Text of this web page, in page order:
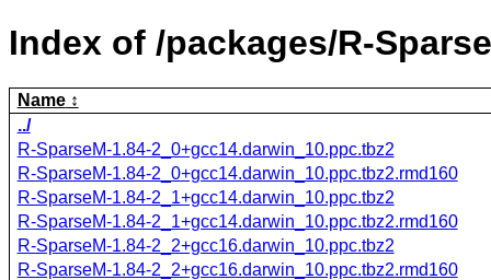
Index of /packages/R-
Name
../
R-SparseM-1.84-2_0+gcc14.darwin_10.ppc.tbz2
R-SparseM-1.84-2_0+gcc14.darwin_10.ppc.tbz2.rmd160
R-SparseM-1.84-2_1+gcc14.darwin_10.ppc.tbz2
R-SparseM-1.84-2_1+gcc14.darwin_10.ppc.tbz2.rmd160
R-SparseM-1.84-2_2+gcc16.darwin_10.ppc.tbz2
R-SparseM-1.84-2_2+gcc16.darwin_10.ppc.tbz2.rmd160